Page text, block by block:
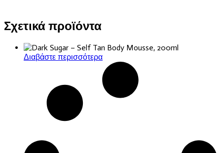
Σχετικά προϊόντα
Διαβάστε περισσότερα